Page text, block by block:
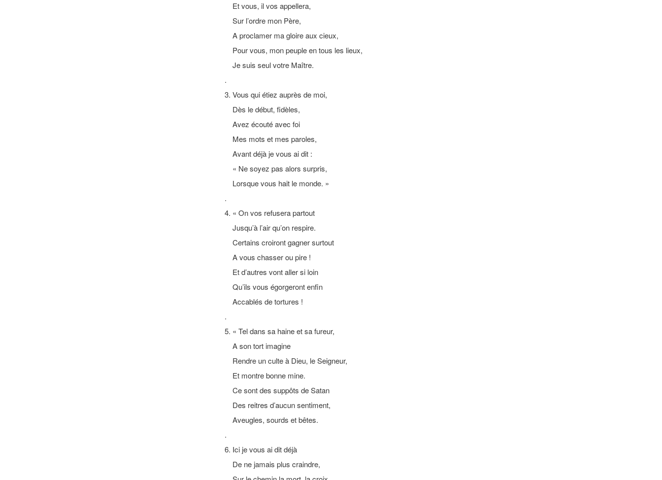
Et vous, il vos appellera,
Sur l’ordre mon Père,
A proclamer ma gloire aux cieux,
Pour vous, mon peuple en tous les lieux,
Je suis seul votre Maître.
.
3. Vous qui étiez auprès de moi,
Dès le début, fidèles,
Avez écouté avec foi
Mes mots et mes paroles,
Avant déjà je vous ai dit :
« Ne soyez pas alors surpris,
Lorsque vous hait le monde. »
.
4. « On vos refusera partout
Jusqu’à l’air qu’on respire.
Certains croiront gagner surtout
A vous chasser ou pire !
Et d’autres vont aller si loin
Qu’ils vous égorgeront enfin
Accablés de tortures !
.
5. « Tel dans sa haine et sa fureur,
A son tort imagine
Rendre un culte à Dieu, le Seigneur,
Et montre bonne mine.
Ce sont des suppôts de Satan
Des reitres d’aucun sentiment,
Aveugles, sourds et bêtes.
.
6. Ici je vous ai dit déjà
De ne jamais plus craindre,